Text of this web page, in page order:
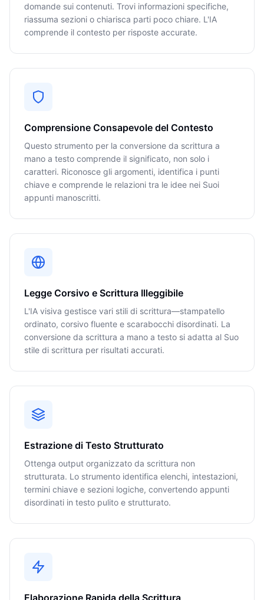
domande sui contenuti. Trovi informazioni specifiche,
riassuma sezioni o chiarisca parti poco chiare. L'IA
comprende il contesto per risposte accurate.
Comprensione Consapevole del Contesto
Questo strumento per la conversione da scrittura a
mano a testo comprende il significato, non solo i
caratteri. Riconosce gli argomenti, identifica i punti
chiave e comprende le relazioni tra le idee nei Suoi
appunti manoscritti.
Legge Corsivo e Scrittura Illeggibile
L'IA visiva gestisce vari stili di scrittura—stampatello
ordinato, corsivo fluente e scarabocchi disordinati. La
conversione da scrittura a mano a testo si adatta al Suo
stile di scrittura per risultati accurati.
Estrazione di Testo Strutturato
Ottenga output organizzato da scrittura non
strutturata. Lo strumento identifica elenchi, intestazioni,
termini chiave e sezioni logiche, convertendo appunti
disordinati in testo pulito e strutturato.
Elaborazione Rapida della Scrittura